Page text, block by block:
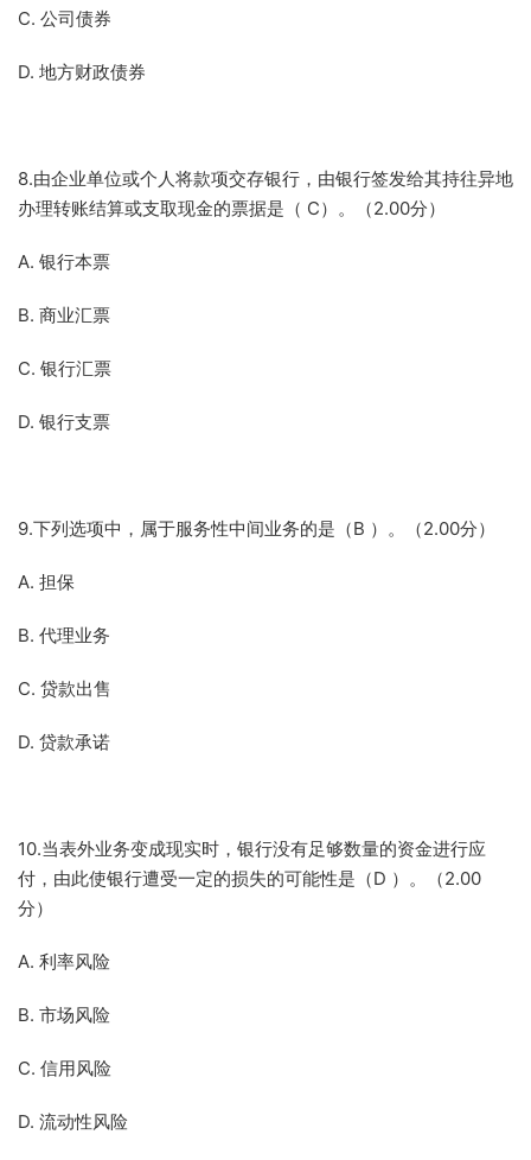
C. 公司债券
D. 地方财政债券
8.由企业单位或个人将款项交存银行，由银行签发给其持往异地
办理转账结算或支取现金的票据是（ C）。（2.00分）
A. 银行本票
B. 商业汇票
C. 银行汇票
D. 银行支票
9.下列选项中，属于服务性中间业务的是（B ）。（2.00分）
A. 担保
B. 代理业务
C. 贷款出售
D. 贷款承诺
10.当表外业务变成现实时，银行没有足够数量的资金进行应
付，由此使银行遭受一定的损失的可能性是（D ）。（2.00
分）
A. 利率风险
B. 市场风险
C. 信用风险
D. 流动性风险